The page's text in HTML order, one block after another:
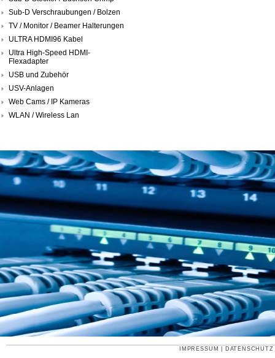
Sub-D Verschraubungen / Bolzen
TV / Monitor / Beamer Halterungen
ULTRA HDMI96 Kabel
Ultra High-Speed HDMI-
Flexadapter
USB und Zubehör
USV-Anlagen
Web Cams / IP Kameras
WLAN / Wireless Lan
IMPRESSUM DATENSCHUTZ